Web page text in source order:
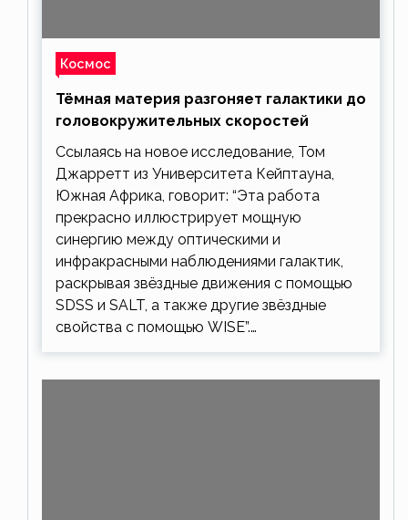
Космос
Тёмная материя разгоняет галактики до
головокружительных скоростей
Ссылаясь на новое исследование, Том
Джарретт из Университета Кейптауна,
Южная Африка, говорит: “Эта работа
прекрасно иллюстрирует мощную
синергию между оптическими и
инфракрасными наблюдениями галактик,
раскрывая звёздные движения с помощью
SDSS и SALT, а также другие звёздные
свойства с помощью WISE”.…